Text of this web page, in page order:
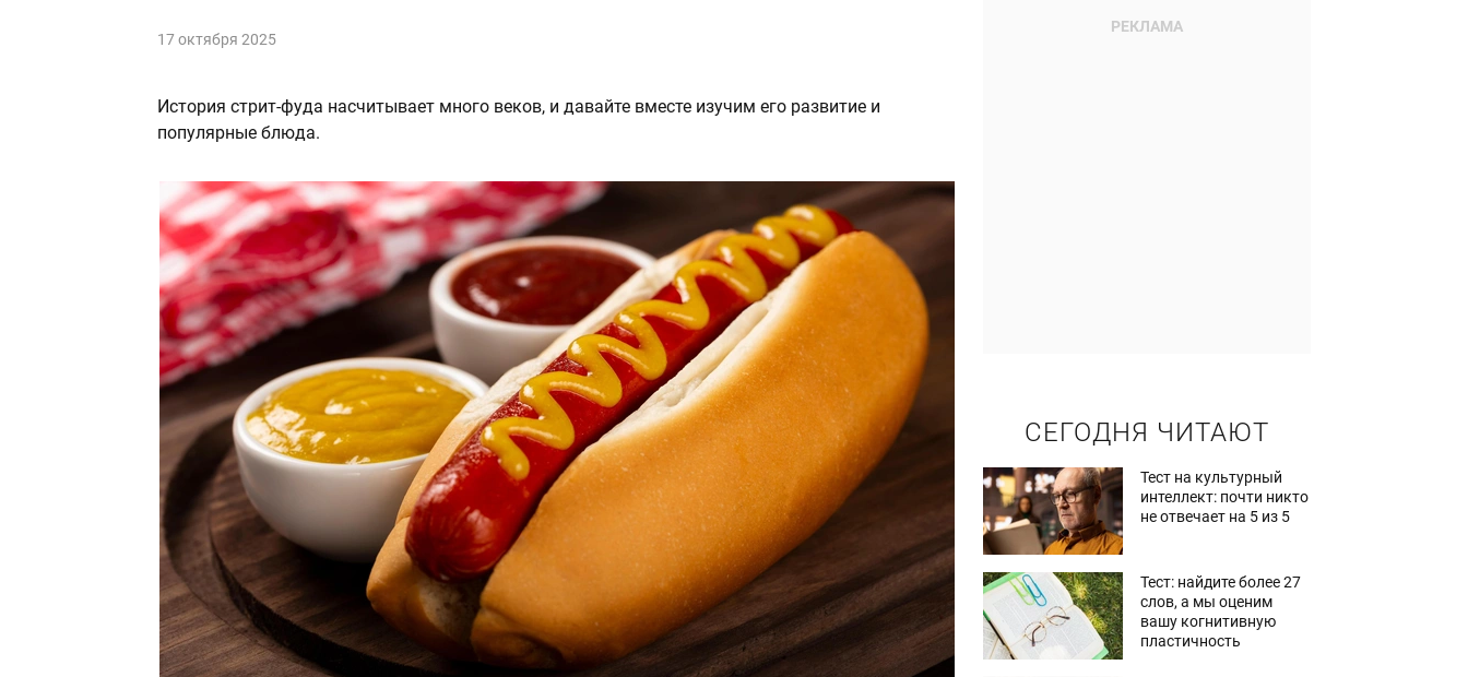
17 октября 2025
История стрит-фуда насчитывает много веков, и давайте вместе изучим его развитие и
популярные блюда.
СЕГОДНЯ ЧИТАЮТ
Тест на культурный
интеллект: почти никто
не отвечает на 5 из 5
Тест: найдите более 27
слов, а мы оценим
вашу когнитивную
пластичность